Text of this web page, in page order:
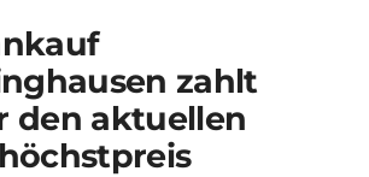
zahlt
den aktuellen